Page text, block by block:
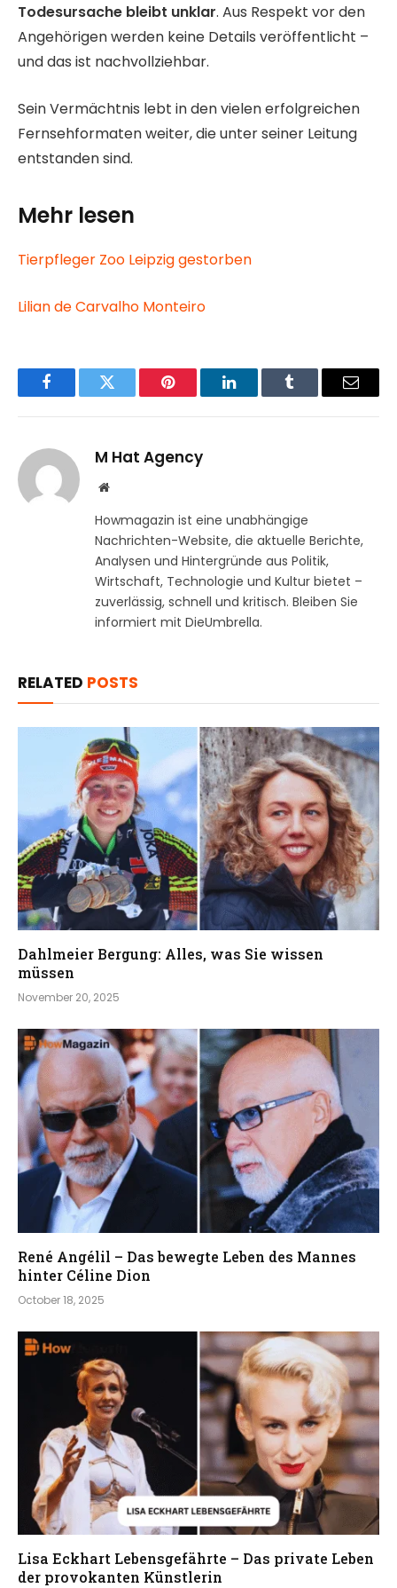
Todesursache bleibt unklar. Aus Respekt vor den
Angehörigen werden keine Details veröffentlicht –
und das ist nachvollziehbar.
Sein Vermächtnis lebt in den vielen erfolgreichen
Fernsehformaten weiter, die unter seiner Leitung
entstanden sind.
Mehr lesen
Tierpfleger Zoo Leipzig gestorben
Lilian de Carvalho Monteiro
FacebookTwitter Pinterest LinkedInTumblr Email
M Hat Agency
Website
Howmagazin ist eine unabhängige
Nachrichten-Website, die aktuelle Berichte,
Analysen und Hintergründe aus Politik,
Wirtschaft, Technologie und Kultur bietet –
zuverlässig, schnell und kritisch. Bleiben Sie
informiert mit DieUmbrella.
RELATED POSTS
Dahlmeier Bergung: Alles, was Sie wissen
müssen
November 20, 2025
René Angélil – Das bewegte Leben des Mannes
hinter Céline Dion
October 18, 2025
Lisa Eckhart Lebensgefährte – Das private Leben
der provokanten Künstlerin